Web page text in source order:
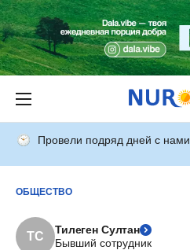
Провели подряд дней с нами
ОБЩЕСТВО
ТС
Тилеген Султан
Бывший сотрудник